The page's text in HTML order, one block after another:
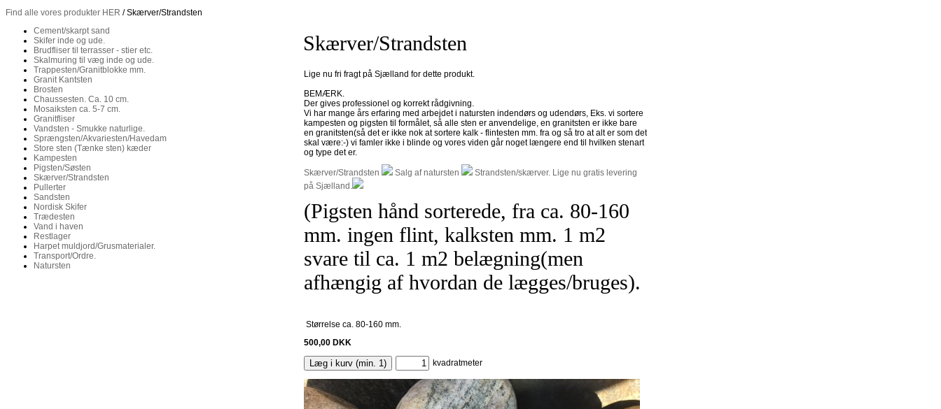
Find alle vores produkter HER / Skærver/Strandsten
Cement/skarpt sand
Skifer inde og ude.
Brudfliser til terrasser - stier etc.
Skalmuring til væg inde og ude.
Trappesten/Granitblokke mm.
Granit Kantsten
Brosten
Chaussesten. Ca. 10 cm.
Mosaiksten ca. 5-7 cm.
Granitfliser
Vandsten - Smukke naturlige.
Sprængsten/Akvariesten/Havedam
Store sten (Tænke sten) kæder
Kampesten
Pigsten/Søsten
Skærver/Strandsten
Pullerter
Sandsten
Nordisk Skifer
Trædesten
Vand i haven
Restlager
Harpet muldjord/Grusmaterialer.
Transport/Ordre.
Natursten
Skærver/Strandsten
Lige nu fri fragt på Sjælland for dette produkt.
BEMÆRK.
Der gives professionel og korrekt rådgivning.
Vi har mange års erfaring med arbejdet i natursten indendørs og udendørs, Eks. vi sortere
kampesten og pigsten til formålet, så alle sten er anvendelige, en granitsten er ikke bare
en granitsten(så det er ikke nok at sortere kalk - flintesten mm. fra og så tro at alt er som det
skal være:-) vi famler ikke i blinde og vores viden går noget længere end til hvilken stenart
og type det er.
Skærver/Strandsten Salg af natursten
Strandsten/skærver. Lige nu gratis levering
på Sjælland.
(Pigsten hånd sorterede, fra ca. 80-160
mm. ingen flint, kalksten mm. 1 m2
svare til ca. 1 m2 belægning(men
afhængig af hvordan de lægges/bruges).
Størrelse ca. 80-160 mm.
500,00 DKK
Læg i kurv (min. 1) kvadratmeter